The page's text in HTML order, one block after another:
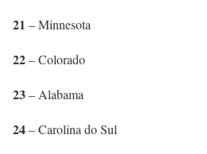
21 – Minnesota
22– Colorado
23– Alabama
24– Carolina do Sul